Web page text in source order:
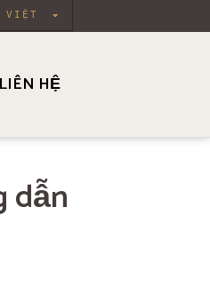
VIỆT
LIÊN HỆ
dẫn